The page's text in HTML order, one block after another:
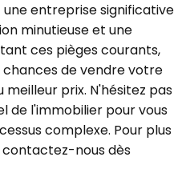
entreprise significative
minutieuse et une
ces pièges courants,
chances de vendre votre
prix. N'hésitez pas
de l'immobilier pour vous
complexe. Pour plus
contactez-nous dès